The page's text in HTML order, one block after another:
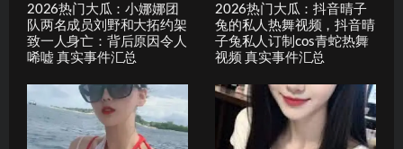
2026热门大瓜：小娜娜团
队两名成员刘野和大拓约架
致一人身亡：背后原因令人
唏嘘 真实事件汇总
2026热门大瓜：抖音晴子
兔的私人热舞视频，抖音晴
子兔私人订制cos青蛇热舞
视频 真实事件汇总